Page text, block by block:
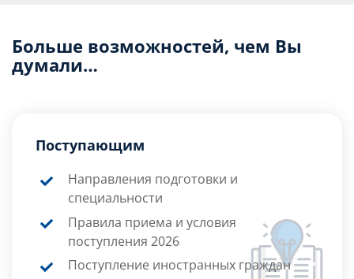
Больше возможностей, чем Вы
думали…
Поступающим
Направления подготовки и
специальности
Правила приема и условия
поступления 2026
Поступление иностранных граждан